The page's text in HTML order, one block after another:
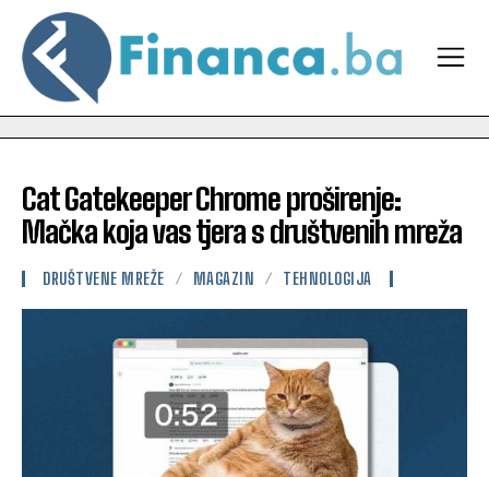
Cat Gatekeeper Chrome proširenje:
Mačka koja vas tjera s društvenih mreža
DRUŠTVENE MREŽE MAGAZIN TEHNOLOGIJA